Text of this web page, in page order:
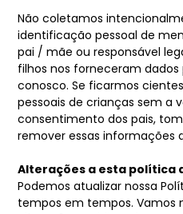
Não coletamos
identificação pessoal de
pai / mãe ou responsável
filhos nos forneceram
conosco. Se ficarmos
pessoais de crianças sem a
consentimento dos pais,
remover essas informações
Alterações a esta política
Podemos atualizar nossa
tempos em tempos. Vamos